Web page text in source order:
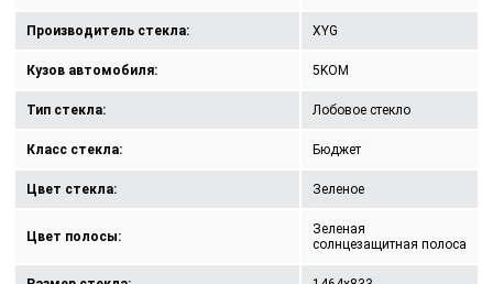
Производитель стекла: XYG
Кузов автомобиля: 5KOM
Тип стекла: Лобовое стекло
Класс стекла: Бюджет
Цвет стекла: Зеленое
Цвет полосы:
Зеленая
солнцезащитная полоса
ПОЛИТИКА КОНФИДЕНЦИАЛЬНОСТИ